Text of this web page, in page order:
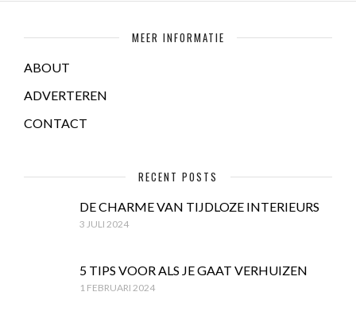
MEER INFORMATIE
ABOUT
ADVERTEREN
CONTACT
RECENT POSTS
DE CHARME VAN TIJDLOZE INTERIEURS
3 JULI 2024
5 TIPS VOOR ALS JE GAAT VERHUIZEN
1 FEBRUARI 2024